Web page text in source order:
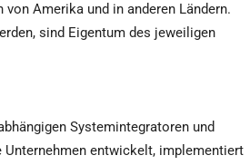
Amerika und in anderen Ländern.
sind Eigentum des jeweiligen
Systemintegratoren und
Unternehmen entwickelt, implementiert